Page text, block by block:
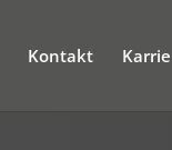
Kontakt